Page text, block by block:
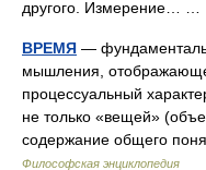
другого. Измерение… …
ВРЕМЯ —
мышления,
процессуальный
не только «вещей»
содержание общего
Философская энциклопедия